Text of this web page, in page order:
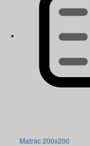
Matrac 200x200